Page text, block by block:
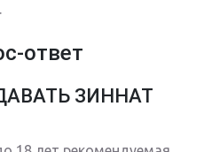
ответ
ЗИННАТ